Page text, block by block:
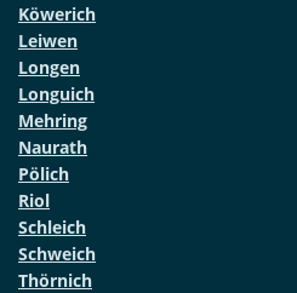
Köwerich
Leiwen
Longen
Longuich
Mehring
Naurath
Pölich
Riol
Schleich
Schweich
Thörnich